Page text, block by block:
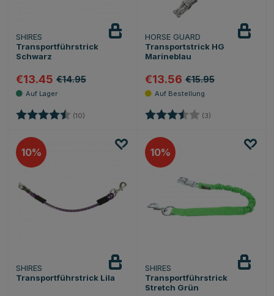
SHIRES
Transportführstrick
Schwarz
€13.45 €14.95
Bewertung: (10) 4.9 von 5 Sternen
HORSE GUARD
Transportstrick HG
Marineblau
€13.56 €15.95
Bewertung: (3)
10
SHIRES
Transportführstrick Lila
10
SHIRES
Transportführstrick
Stretch Grün